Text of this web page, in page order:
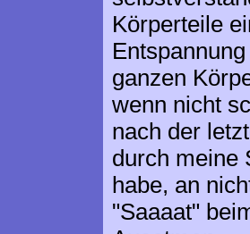
Körperteile
ganzen
wenn nicht
nach der
durch meine
habe, an
"Saaaat"